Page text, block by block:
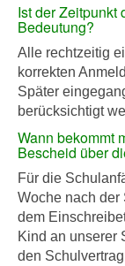
Ist der Zeitpunkt
Bedeutung?
Alle rechtzeitig
korrekten
Später
berücksichtigt
Wann bekommt
Bescheid über
Für die
Woche nach der
dem
Kind an unserer
den